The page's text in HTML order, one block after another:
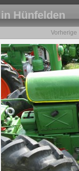
in Hünfelden
Vorherige